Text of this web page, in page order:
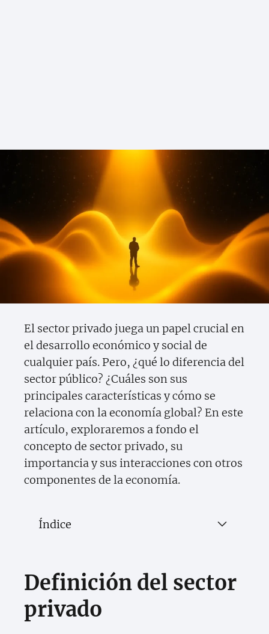
El sector privado juega un papel crucial en
el desarrollo económico y social de
cualquier país. Pero, ¿qué lo diferencia del
sector público? ¿Cuáles son sus
principales características y cómo se
relaciona con la economía global? En este
artículo, exploraremos a fondo el
concepto de sector privado, su
importancia y sus interacciones con otros
componentes de la economía.
Índice
Definición del sector
privado